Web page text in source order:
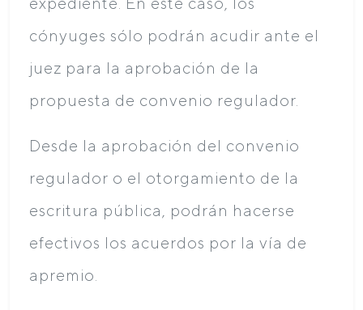
cónyuges sólo podrán acudir ante el
juez para la aprobación de la
propuesta de convenio regulador.
Desde la aprobación del convenio
regulador o el otorgamiento de la
escritura pública, podrán hacerse
efectivos los acuerdos por la vía de
apremio.